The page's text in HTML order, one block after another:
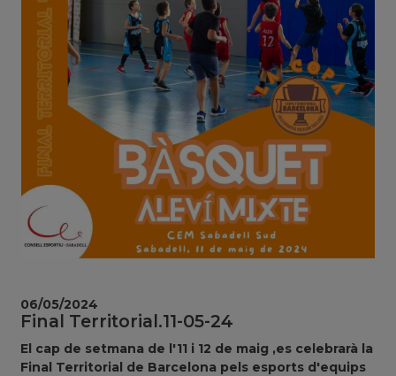
Final Territorial.11-05-24
El cap de setmana de l'11 i 12 de maig ,es celebrarà la
Final Territorial de Barcelona pels esports d'equips
06/05/2024